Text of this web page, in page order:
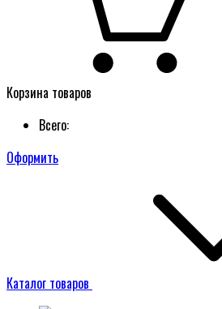
Корзина товаров
Всего:
Оформить
Каталог товаров